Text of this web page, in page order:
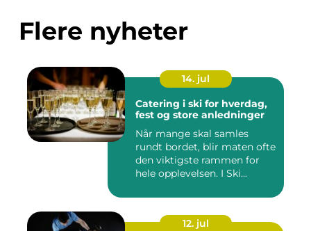
Flere nyheter
14. jul
Catering i ski for hverdag,
fest og store anledninger
Når mange skal samles
rundt bordet, blir maten ofte
den viktigste rammen for
hele opplevelsen. I Ski...
12. jul